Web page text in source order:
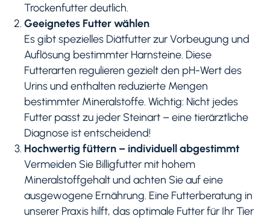
Trockenfutter deutlich.
Geeignetes Futter wählen
Es gibt spezielles Diätfutter zur Vorbeugung und
Auflösung bestimmter Harnsteine. Diese
Futterarten regulieren gezielt den pH-Wert des
Urins und enthalten reduzierte Mengen
bestimmter Mineralstoffe. Wichtig: Nicht jedes
Futter passt zu jeder Steinart – eine tierärztliche
Diagnose ist entscheidend!
Hochwertig füttern – individuell abgestimmt
Vermeiden Sie Billigfutter mit hohem
Mineralstoffgehalt und achten Sie auf eine
ausgewogene Ernährung. Eine Futterberatung in
unserer Praxis hilft, das optimale Futter für Ihr Tier